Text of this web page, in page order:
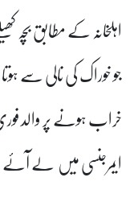
اہلخانہ کے مطابق بچہ
جو خوراک کی نالی سے
خراب ہونے پر والد
ایمرجنسی میں لے آئے